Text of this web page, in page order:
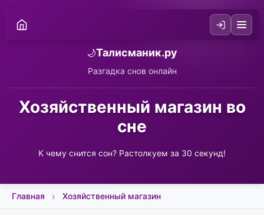
🌙Талисманик.ру
Разгадка снов онлайн
Хозяйственный магазин во
сне
К чему снится сон? Растолкуем за 30 секунд!
Главная Хозяйственный магазин